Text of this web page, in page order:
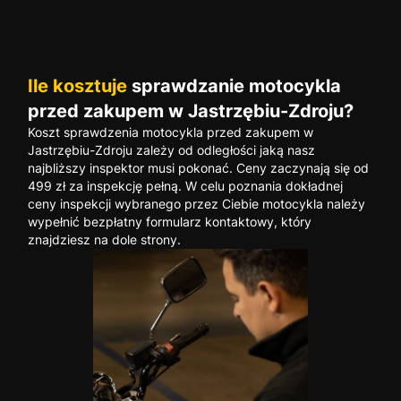
Ile kosztuje sprawdzanie motocykla
przed zakupem w Jastrzębiu-Zdroju?
Koszt sprawdzenia motocykla przed zakupem w
Jastrzębiu-Zdroju zależy od odległości jaką nasz
najbliższy inspektor musi pokonać. Ceny zaczynają się od
499 zł za inspekcję pełną. W celu poznania dokładnej
ceny inspekcji wybranego przez Ciebie motocykla należy
wypełnić bezpłatny formularz kontaktowy, który
znajdziesz na dole strony.